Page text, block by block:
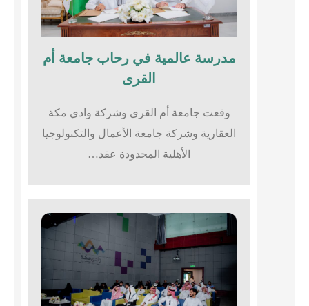
مدرسة عالمية في رحاب جامعة أم
القرى​
وقعت جامعة أم القرى وشركة وادي مكة
العقارية وشركة جامعة الأعمال والتكنولوجيا
الأهلية المحدودة عقد…